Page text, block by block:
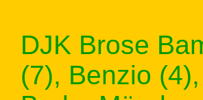
DJK Brose
(7), Benzio